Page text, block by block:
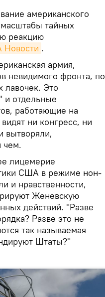
американского
тайных
реакцию
Новости .
армия,
невидимого фронта, по
лавочек. Это
отдельные
работающие на
ни конгресс, ни
вытворяли,
чем.
лицемерие
США в режиме нон-
и нравственности,
Женевскую
действий. "Разве
Разве это не
так называемая
Штаты?"